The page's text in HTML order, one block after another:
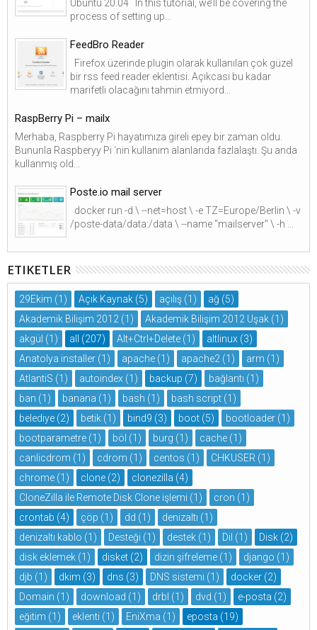
Ubuntu 20.04 In this tutorial, we’ll be covering the
process of setting up...
FeedBro Reader
Firefox üzerinde plugin olarak kullanılan çok güzel
bir rss feed reader eklentisi. Açıkcası bu kadar
marifetli olacağını tahmin etmiyord...
RaspBerry Pi – mailx
Merhaba, Raspberry Pi hayatımıza gireli epey bir zaman oldu.
Bununla Raspberyy Pi ‘nin kullanım alanlarıda fazlalaştı. Şu anda
kullanmış old...
Poste.io mail server
docker run -d \ --net=host \ -e TZ=Europe/Berlin \ -v
/poste-data/data:/data \ --name "mailserver" \ -h ...
ETIKETLER
29Ekim (1) Açık Kaynak (5) açılış (1) ağ (5)
Akademik Bilişim 2012 (1) Akademik Bilişim 2012 Uşak (1)
akgül (1) all (207) Alt+Ctrl+Delete (1) altlinux (3)
Anatolya installer (1) apache (1) apache2 (1) arm (1)
AtlantiS (1) autoindex (1) backup (7) bağlantı (1)
ban (1) banana (1) bash (1) bash script (1)
belediye (2) betik (1) bind9 (3) boot (5) bootloader (1)
bootparametre (1) böl (1) burg (1) cache (1)
canlicdrom (1) cdrom (1) centos (1) CHKUSER (1)
chrome (1) clone (2) clonezilla (4)
CloneZilla ile Remote Disk Clone işlemi (1) cron (1)
crontab (4) çöp (1) dd (1) denizaltı (1)
denizaltı kablo (1) Desteği (1) destek (1) Dil (1) Disk (2)
disk eklemek (1) disket (2) dizin şifreleme (1) django (1)
djb (1) dkim (3) dns (3) DNS sistemi (1) docker (2)
Domain (1) download (1) drbl (1) dvd (1) e-posta (2)
eğitim (1) eklenti (1) EniXma (1) eposta (19)